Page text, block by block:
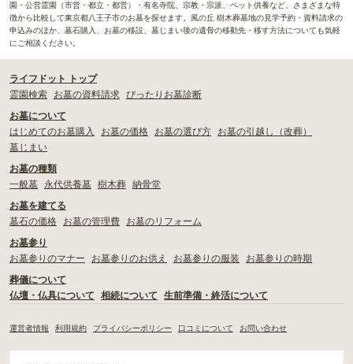
園・公営霊園（市営・都立・都営）・有名寺院、宗教・宗派、ペット供養など、さまざまな特
徴から比較して東京都八王子市のお墓を探せます。風の丘 樹木葬墓地の見学予約・資料請求の
申込みのほか、墓石購入、お墓の移設、墓じまい後の遺骨の移動先・移す方法についても気軽
にご相談ください。
ライフドット トップ
霊園検索
お墓の資料請求 ぴったりお墓診断
お墓について
はじめてのお墓購入
お墓の価格 お墓の選び方
お墓の引越し（改葬）
墓じまい
お墓の種類
一般墓
永代供養墓 樹木葬 納骨堂
お墓を建てる
墓石の価格
お墓の管理費
お墓のリフォーム
お墓参り
お墓参りのマナー
お墓参りのお供え お墓参りの服装
お墓参りの時期
葬儀について
仏壇・仏具について
相続について 生前準備・終活について
運営者情報 利用規約 プライバシーポリシー 口コミについて お問い合わせ